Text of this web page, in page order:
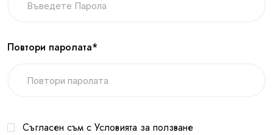
Повтори паролата*
Съгласен съм с Условията за ползване